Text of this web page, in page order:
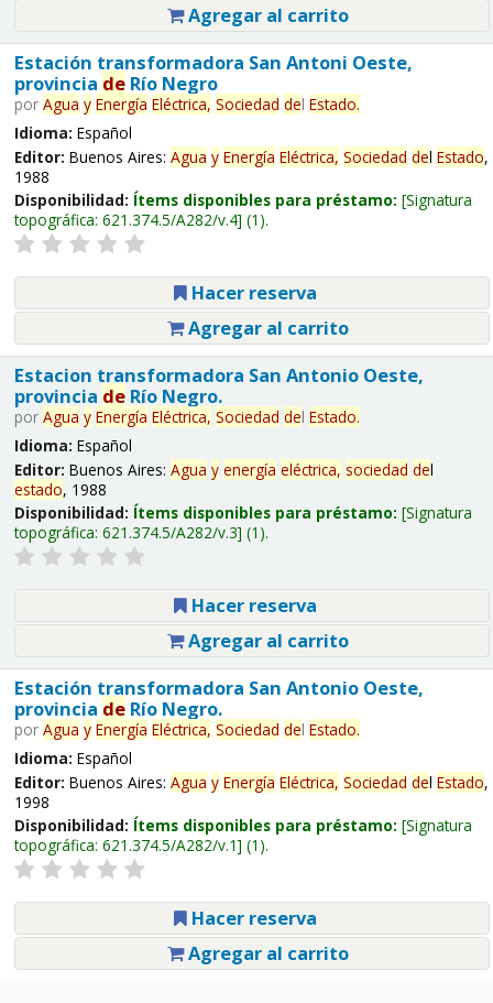
Agregar al carrito
Estación transformadora San Antoni Oeste,
provincia deRío Negro
por Agua y Energía Eléctrica, Sociedad del Estado.
Idioma: Español
Editor: Buenos Aires: Agua y Energía Eléctrica, Sociedad del Estado,
1988
Disponibilidad: Ítems disponibles para préstamo: Signatura
topográfica: 621.374.5/A282/v.4 (1).
Hacer reserva
Agregar al carrito
Estacion transformadora San Antonio Oeste,
provincia deRío Negro.
por Agua y Energía Eléctrica, Sociedad del Estado.
Idioma: Español
Editor: Buenos Aires: Agua y energía eléctrica, sociedad del
estado, 1988
Disponibilidad: Ítems disponibles para préstamo: Signatura
topográfica: 621.374.5/A282/v.3 (1).
Hacer reserva
Agregar al carrito
Estación transformadora San Antonio Oeste,
provincia deRío Negro.
por Agua y Energía Eléctrica, Sociedad del Estado.
Idioma: Español
Editor: Buenos Aires: Agua y Energía Eléctrica, Sociedad del Estado,
1998
Disponibilidad: Ítems disponibles para préstamo: Signatura
topográfica: 621.374.5/A282/v.1 (1).
Hacer reserva
Agregar al carrito